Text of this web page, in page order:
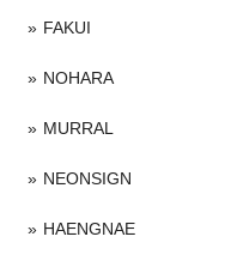
FAKUI
NOHARA
MURRAL
NEONSIGN
HAENGNAE